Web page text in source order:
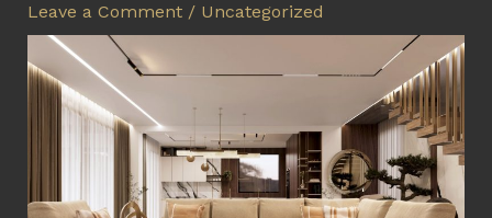
Leave a Comment / Uncategorized